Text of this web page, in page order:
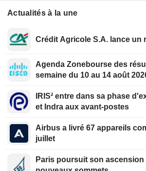
Actualités à la une
Crédit Agricole S.A. lance un
Agenda Zonebourse des
semaine du 10 au 14 août
IRIS² entre dans sa phase
et Indra aux avant-postes
Airbus a livré 67 appareils
juillet
Paris poursuit son ascension